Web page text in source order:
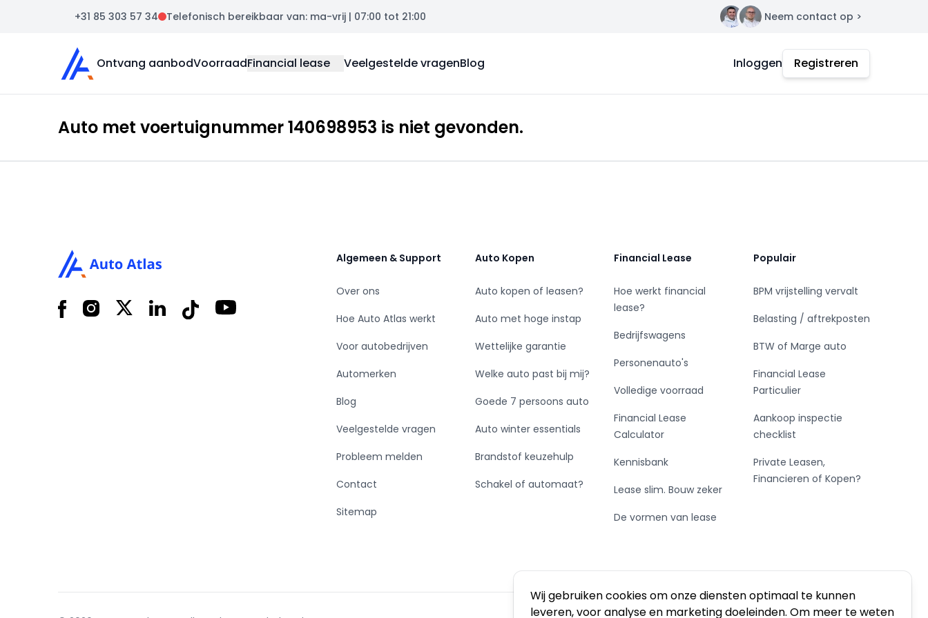
Wij gebruiken cookies om onze diensten optimaal te kunnen
leveren, voor analyse en marketing doeleinden. Om meer te weten
+31 85 303 57 34 Telefonisch bereikbaar van: ma-vrij | 07:00 tot 21:00 Contact Neem contact op >
Auto Atlas
Ontvang aanbodVoorraadFinancial lease Veelgestelde vragenBlog Inloggen Registreren
Auto met voertuignummer 140698953 is niet gevonden.
FacebookInstagram
X LinkedInTiktok YouTube
Algemeen & Support
Over ons
Hoe Auto Atlas werkt
Voor autobedrijven
Automerken
Blog
Veelgestelde vragen
Probleem melden
Contact
Sitemap
Auto Kopen
Auto kopen of leasen?
Auto met hoge instap
Wettelijke garantie
Welke auto past bij mij?
Goede 7 persoons auto
Auto winter essentials
Brandstof keuzehulp
Schakel of automaat?
Financial Lease
Hoe werkt financial
lease?
Bedrijfswagens
Personenauto's
Volledige voorraad
Financial Lease
Calculator
Kennisbank
Lease slim. Bouw zeker
De vormen van lease
Populair
BPM vrijstelling vervalt
Belasting / aftrekposten
BTW of Marge auto
Financial Lease
Particulier
Aankoop inspectie
checklist
Private Leasen,
Financieren of Kopen?